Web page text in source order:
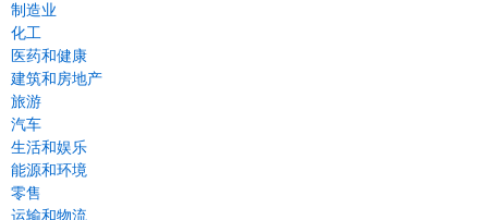
制造业
化工
医药和健康
建筑和房地产
旅游
汽车
生活和娱乐
能源和环境
零售
运输和物流